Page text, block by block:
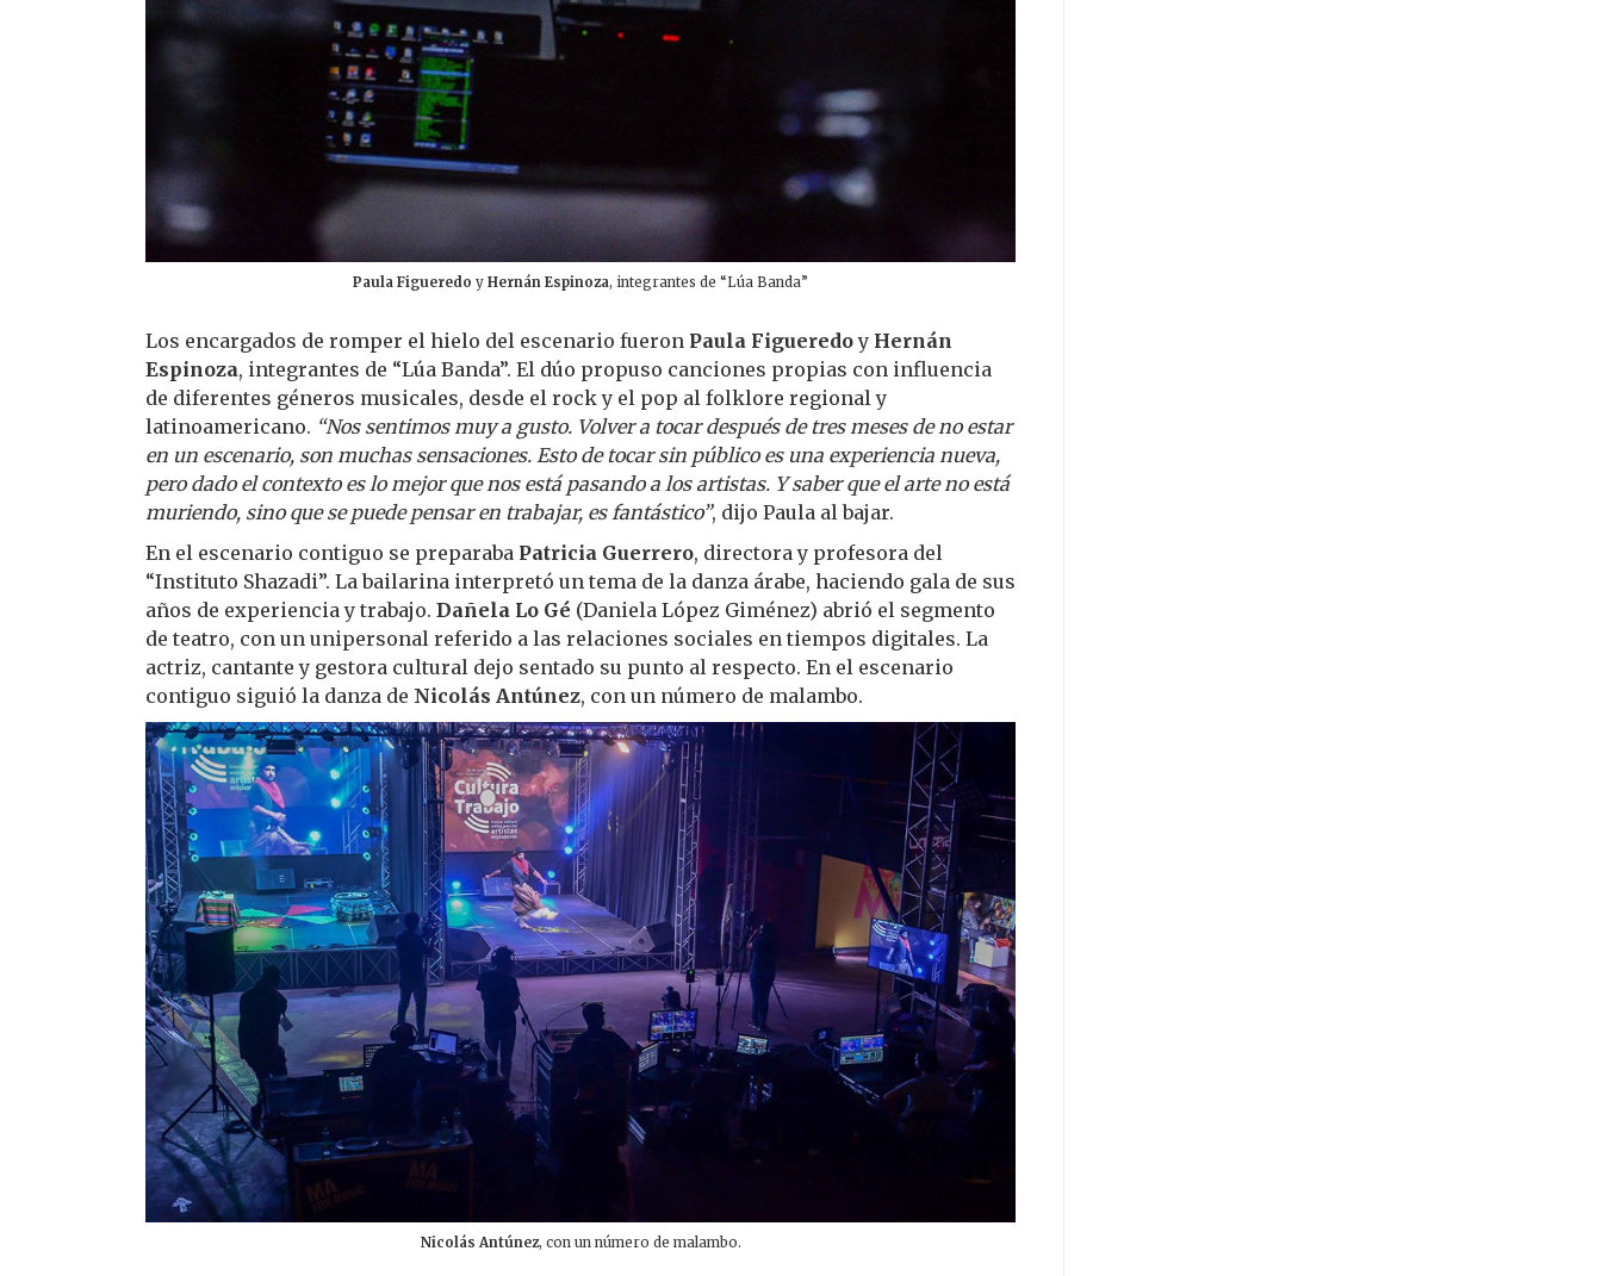
Paula Figueredo y Hernán Espinoza, integrantes de “Lúa Banda”
Los encargados de romper el hielo del escenario fueron Paula Figueredoy Hernán
Espinoza, integrantes de “Lúa Banda”. El dúo propuso canciones propias con influencia
de diferentes géneros musicales, desde el rock y el pop al folklore regional y
latinoamericano. “Nos sentimos muy a gusto. Volver a tocar después de tres meses de no estar
en un escenario, son muchas sensaciones. Esto de tocar sin público es una experiencia nueva,
pero dado el contexto es lo mejor que nos está pasando a los artistas. Y saber que el arte no está
muriendo, sino que se puede pensar en trabajar, es fantástico”, dijo Paula al bajar.
En el escenario contiguo se preparaba Patricia Guerrero, directora y profesora del
“Instituto Shazadi”. La bailarina interpretó un tema de la danza árabe, haciendo gala de sus
años de experiencia y trabajo. Dañela Lo Gé (Daniela López Giménez) abrió el segmento
de teatro, con un unipersonal referido a las relaciones sociales en tiempos digitales. La
actriz, cantante y gestora cultural dejo sentado su punto al respecto. En el escenario
contiguo siguió la danza de Nicolás Antúnez, con un número de malambo.
Nicolás Antúnez, con un número de malambo.